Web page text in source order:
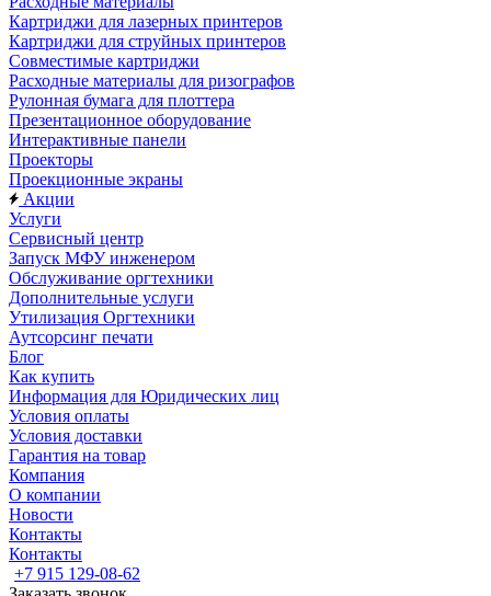
Картриджи для лазерных принтеров
Картриджи для струйных принтеров
Совместимые картриджи
Расходные материалы для ризографов
Рулонная бумага для плоттера
Презентационное оборудование
Интерактивные панели
Проекторы
Проекционные экраны
Акции
Услуги
Сервисный центр
Запуск МФУ инженером
Обслуживание оргтехники
Дополнительные услуги
Утилизация Оргтехники
Аутсорсинг печати
Блог
Как купить
Информация для Юридических лиц
Условия оплаты
Условия доставки
Гарантия на товар
Компания
О компании
Новости
Контакты
Контакты
+7 915 129-08-62